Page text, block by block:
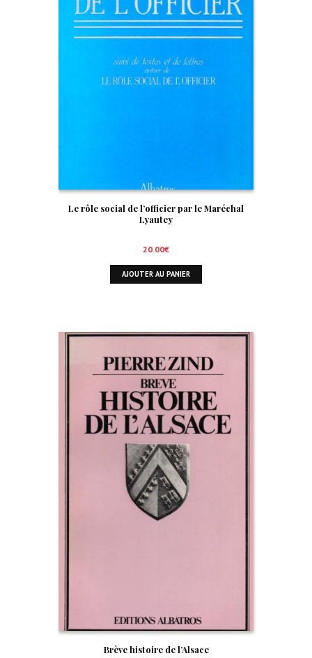
Le rôle social de l’officier par le Maréchal
Lyautey
20.00€
AJOUTER AU PANIER
Brève histoire de l’Alsace